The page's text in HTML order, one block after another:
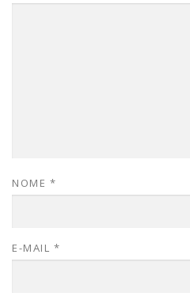
NOME *
E-MAIL *